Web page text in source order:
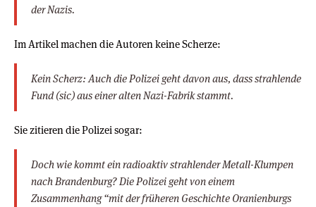
der Nazis.
Im Artikel machen die Autoren keine Scherze:
Kein Scherz: Auch die Polizei geht davon aus, dass strahlende
Fund (sic) aus einer alten Nazi-Fabrik stammt.
Sie zitieren die Polizei sogar:
Doch wie kommt ein radioaktiv strahlender Metall-Klumpen
nach Brandenburg? Die Polizei geht von einem
Zusammenhang “mit der früheren Geschichte Oranienburgs